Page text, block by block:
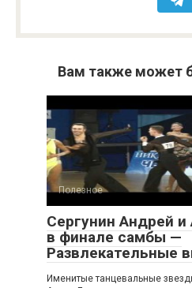
Вам также может
Полезное
Сергунин Андрей и
в финале самбы —
Развлекательные
Именитые танцевальные